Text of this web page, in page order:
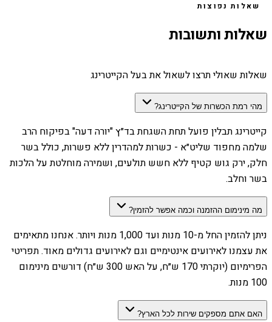
שאלות נפוצות
שאלות ותשובות
שאלות שאולי תרצו לשאול את בעל הקייטרינג
מהי רמת הכשרות של הקייטרינג?
קייטרינג תבלין פועל תחת השגחת בד״ץ "יורה דעה" בפיקוח הרב
שלמה מחפוד שליט״א - כשרות למהדרין ללא פשרות, כולל בשר
חלק, ירק גוש קטיף ללא חשש תולעים, ושמירה מוחלטת על הלכות
בשר וחלב.
מה מינימום ההזמנה וכמה אפשר להזמין?
ניתן להזמין החל מ-10 מנות ועד 1,000 מנות ויותר. אנחנו מתאימים
את עצמנו לאירועים אינטימיים וגם לאירועים גדולים מאוד. תפריטי
הפרימיום (יוקרתי 170 ש״ח, על האש 300 ש״ח) דורשים מינימום
100 מנות.
האם אתם מספקים שירות לכל הארץ?